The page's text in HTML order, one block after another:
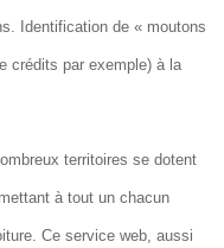
Identification de « moutons
crédits par exemple) à la
territoires se dotent
à tout un chacun
Ce service web, aussi